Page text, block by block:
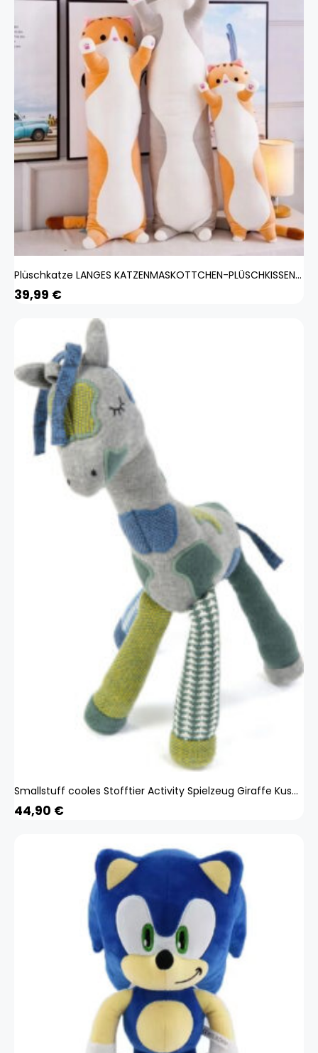
Plüschkatze LANGES KATZENMASKOTTCHEN-PLÜSCHKISSEN PLÜSCH 130 cm Spielzeug Kuscheltier - beige Farbe
39,99 €
Smallstuff cooles Stofftier Activity Spielzeug Giraffe Kuscheltier mit sensorischen Aktivitäten Rassel Größe 38 cm
44,90 €